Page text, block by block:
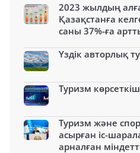
2023 жылдың
Қазақстанға
саны 37%-ға
Үздік авторлық
Туризм
Туризм және
асырған іс-
арналған